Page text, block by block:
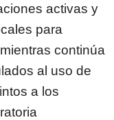
activas y
para
continúa
al uso de
a los